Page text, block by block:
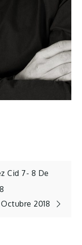
Cid 7- 8 De
2018